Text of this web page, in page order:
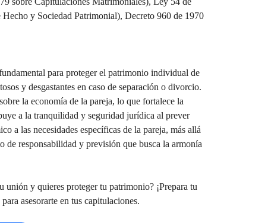
y Sociedad Patrimonial), Decreto 960 de 1970
para proteger el patrimonio individual de
y desgastantes en caso de separación o divorcio.
la economía de la pareja, lo que fortalece la
a la tranquilidad y seguridad jurídica al prever
a las necesidades específicas de la pareja, más allá
de responsabilidad y previsión que busca la armonía
y quieres proteger tu patrimonio? ¡Prepara tu
asesorarte en tus capitulaciones.